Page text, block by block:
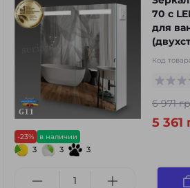
-23% в наличии
3 3 3
70 с
для
Код
6 971
5 361